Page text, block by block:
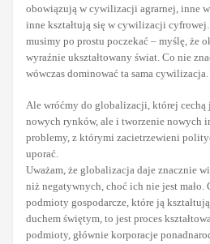
obowiązują w cywilizacji agrarnej, inne w
inne kształtują się w cywilizacji
musimy po prostu poczekać – myślę, że
wyraźnie ukształtowany świat. Co nie
wówczas dominować ta sama cywilizacja.
Ale wróćmy do globalizacji, której
nowych rynków, ale i tworzenie nowych
problemy, z którymi zacietrzewieni
uporać.
Uważam, że globalizacja daje znacznie
niż negatywnych, choć ich nie jest mało.
podmioty gospodarcze, które ją
duchem świętym, to jest proces
podmioty, głównie korporacje